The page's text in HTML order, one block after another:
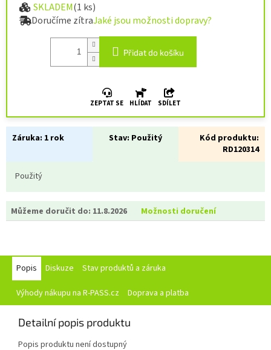
Měrná cena:
SKLADEM(1 ks)
Doručíme zítraJaké jsou možnosti dopravy?
Přidat do košíku
ZEPTAT SE HLÍDAT SDÍLET
Záruka: 1 rok Stav: Použitý
Kód produktu:
RD120314
Použitý
Můžeme doručit do: 11.8.2026 Možnosti doručení
Popis Diskuze Stav produktů a záruka
Výhody nákupu na R-PASS.cz Doprava a platba
Detailní popis produktu
Popis produktu není dostupný